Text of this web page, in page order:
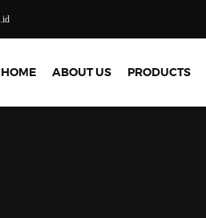
HOME ABOUT US PRODUCTS